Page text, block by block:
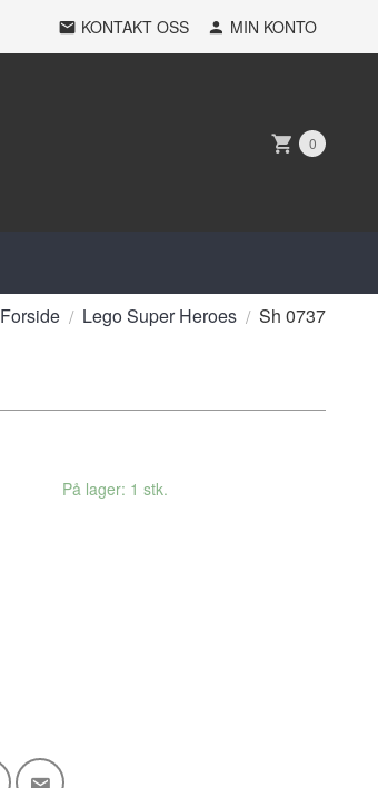
KONTAKT OSS MIN KONTO
0
Forside Lego Super Heroes Sh 0737
På lager: 1 stk.